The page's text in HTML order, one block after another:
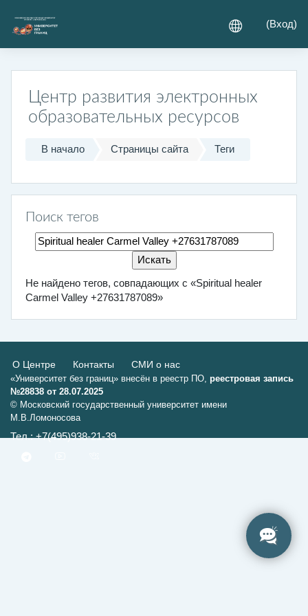
(Вход)
Центр развития электронных
образовательных ресурсов
В начало Страницы сайта Теги
Поиск тегов
Поиск тегов
Не найдено тегов, совпадающих с «Spiritual healer
Carmel Valley +27631787089»
О Центре Контакты СМИ о нас
«Университет без границ» внесён в реестр ПО, реестровая запись
№28838 от 28.07.2025
© Московский государственный университет имени
М.В.Ломоносова
Тел.: +7(495)938-21-39